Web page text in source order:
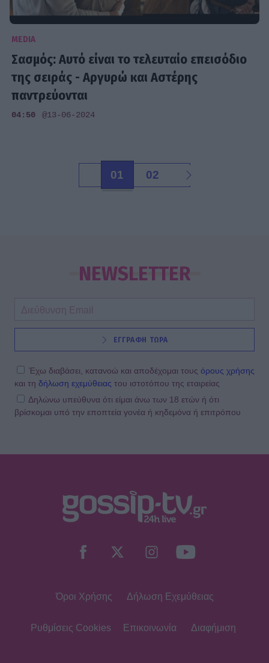
MEDIA
Σασμός: Αυτό είναι το τελευταίο επεισόδιο
της σειράς - Αργυρώ και Αστέρης
παντρεύονται
04:50 @13-06-2024
01 02
NEWSLETTER
ΕΓΓΡΑΦΗ ΤΩΡΑ
Έχω διαβάσει, κατανοώ και αποδέχομαι τους όρους χρήσης
και τη δήλωση εχεμύθειας του ιστοτόπου της εταιρείας
Δηλώνω υπεύθυνα ότι είμαι άνω των 18 ετών ή ότι
βρίσκομαι υπό την εποπτεία γονέα ή κηδεμόνα ή επιτρόπου
Όροι Χρήσης Δήλωση Εχεμύθειας
Ρυθμίσεις Cookies Επικοινωνία Διαφήμιση